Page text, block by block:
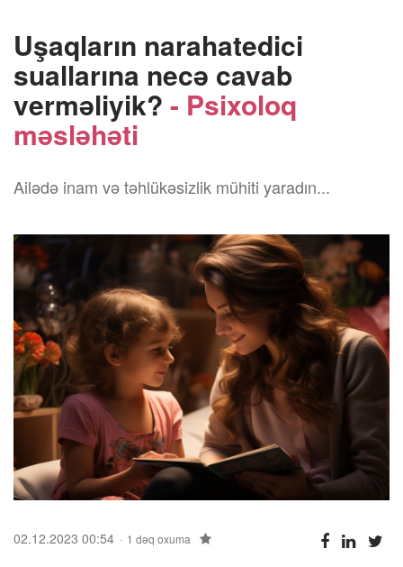
Uşaqların narahatedici
suallarına necə cavab
verməliyik? - Psixoloq
məsləhəti
Ailədə inam və təhlükəsizlik mühiti yaradın...
02.12.2023 00:54 1 dəq oxuma